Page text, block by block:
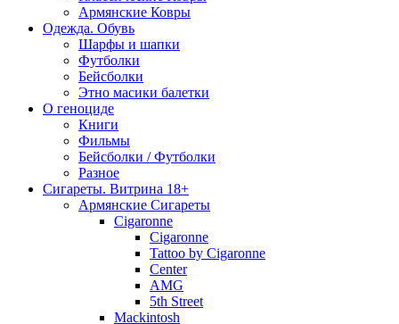
Армянские Ковры
Одежда. Обувь
Шарфы и шапки
Футболки
Бейсболки
Этно масики балетки
О геноциде
Книги
Фильмы
Бейсболки / Футболки
Разное
Сигареты. Витрина 18+
Армянские Сигареты
Cigaronne
Cigaronne
Tattoo by Cigaronne
Center
AMG
5th Street
Mackintosh